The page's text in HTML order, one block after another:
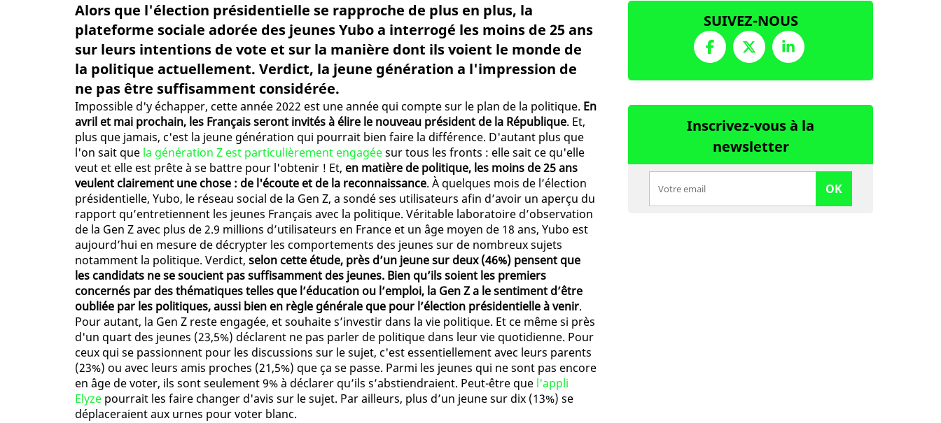
Alors que l'élection présidentielle se rapproche de plus en plus, la
plateforme sociale adorée des jeunes Yubo a interrogé les moins de 25 ans
sur leurs intentions de vote et sur la manière dont ils voient le monde de
la politique actuellement. Verdict, la jeune génération a l'impression de
ne pas être suffisamment considérée.
Impossible d'y échapper, cette année 2022 est une année qui compte sur le plan de la politique. En
avril et mai prochain, les Français seront invités à élire le nouveau président de la République. Et,
plus que jamais, c'est la jeune génération qui pourrait bien faire la différence. D'autant plus que
l'on sait que la génération Z est particulièrement engagéesur tous les fronts : elle sait ce qu'elle
veut et elle est prête à se battre pour l'obtenir ! Et, en matière de politique, les moins de 25 ans
veulent clairement une chose : de l'écoute et de la reconnaissance. À quelques mois de l’élection
présidentielle, Yubo, le réseau social de la Gen Z, a sondé ses utilisateurs afin d’avoir un aperçu du
rapport qu’entretiennent les jeunes Français avec la politique. Véritable laboratoire d’observation
de la Gen Z avec plus de 2.9 millions d’utilisateurs en France et un âge moyen de 18 ans, Yubo est
aujourd’hui en mesure de décrypter les comportements des jeunes sur de nombreux sujets
notamment la politique. Verdict, selon cette étude, près d’un jeune sur deux (46%) pensent que
les candidats ne se soucient pas suffisamment des jeunes. Bien qu’ils soient les premiers
concernés par des thématiques telles que l’éducation ou l’emploi, la Gen Z a le sentiment d’être
oubliée par les politiques, aussi bien en règle générale que pour l’élection présidentielle à venir.
Pour autant, la Gen Z reste engagée, et souhaite s’investir dans la vie politique. Et ce même si près
d'un quart des jeunes (23,5%) déclarent ne pas parler de politique dans leur vie quotidienne. Pour
ceux qui se passionnent pour les discussions sur le sujet, c'est essentiellement avec leurs parents
(23%) ou avec leurs amis proches (21,5%) que ça se passe. Parmi les jeunes qui ne sont pas encore
en âge de voter, ils sont seulement 9% à déclarer qu’ils s’abstiendraient. Peut-être que l'appli
Elyze pourrait les faire changer d'avis sur le sujet. Par ailleurs, plus d’un jeune sur dix (13%) se
déplaceraient aux urnes pour voter blanc.
SUIVEZ-NOUS
Inscrivez-vous à la
newsletter
OK